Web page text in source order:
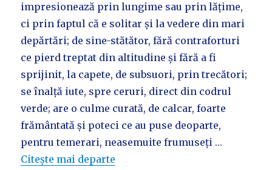
impresionează prin lungime sau prin lățime,
ci prin faptul că e solitar și la vedere din mari
depărtări; de sine-stătător, fără contraforturi
ce pierd treptat din altitudine și fără a fi
sprijinit, la capete, de subsuori, prin trecători;
se înalță iute, spre ceruri, direct din codrul
verde; are o culme curată, de calcar, foarte
frământată și poteci ce au puse deoparte,
pentru temerari, neasemuite frumuseți …
Citește mai departe